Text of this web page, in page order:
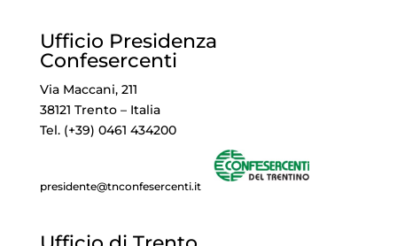
Ufficio Presidenza
Confesercenti
Via Maccani, 211
38121 Trento – Italia
Tel. (+39) 0461 434200
presidente@tnconfesercenti.it